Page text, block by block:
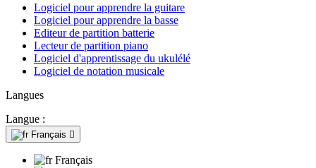
Logiciel pour apprendre la guitare
Logiciel pour apprendre la basse
Editeur de partition batterie
Lecteur de partition piano
Logiciel d'apprentissage du ukulélé
Logiciel de notation musicale
Langues
Langue :
Français 
Français